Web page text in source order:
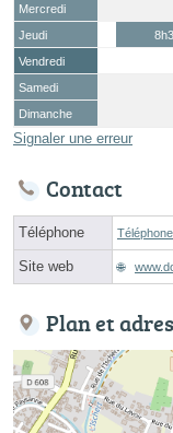
Mercredi
Jeudi
Vendredi
Samedi
Dimanche
Signaler une erreur
Contact
Téléphone
Site web
Plan et